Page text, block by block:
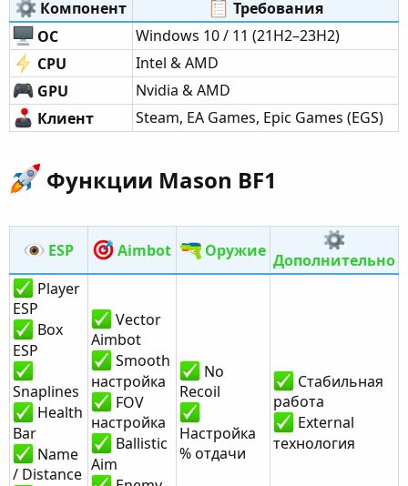
Компонент​
Требования​
ОС
Windows 10 / 11 (21H2–23H2)
CPU
Intel & AMD
GPU
Nvidia & AMD
Клиент
Steam, EA Games, Epic Games (EGS)
Функции Mason BF1​
ESP Aimbot Оружие Дополнительно
Player
ESP
Box
ESP
Snaplines
Health
Bar
Name
/ Distance
Vector
Aimbot
Smooth
настройка
FOV
настройка
Ballistic
Aim
No
Recoil
Настройка
% отдачи
Стабильная
работа
External
технология